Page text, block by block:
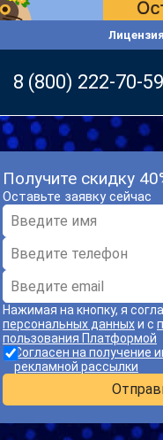
Лицензия
8 (800) 222-70-59
Получите скидку
Оставьте заявку сейчас
Нажимая на кнопку, я
персональных данныхи с
пользования Платформой
Согласен на получение
рекламной рассылки